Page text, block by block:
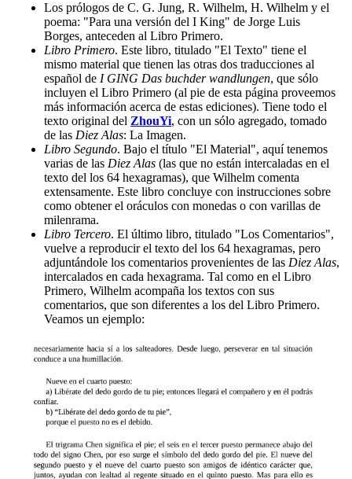
Los prólogos de C. G. Jung, R. Wilhelm, H. Wilhelm y el
poema: "Para una versión del I King" de Jorge Luis
Borges, anteceden al Libro Primero.
Libro Primero. Este libro, titulado "El Texto" tiene el
mismo material que tienen las otras dos traducciones al
español de I GING Das buchder wandlungen, que sólo
incluyen el Libro Primero (al pie de esta página proveemos
más información acerca de estas ediciones). Tiene todo el
texto original del ZhouYi, con un sólo agregado, tomado
de las Diez Alas: La Imagen.
Libro Segundo. Bajo el título "El Material", aquí tenemos
varias de las Diez Alas (las que no están intercaladas en el
texto del los 64 hexagramas), que Wilhelm comenta
extensamente. Este libro concluye con instrucciones sobre
como obtener el oráculos con monedas o con varillas de
milenrama.
Libro Tercero. El último libro, titulado "Los Comentarios",
vuelve a reproducir el texto del los 64 hexagramas, pero
adjuntándole los comentarios provenientes de las Diez Alas,
intercalados en cada hexagrama. Tal como en el Libro
Primero, Wilhelm acompaña los textos con sus
comentarios, que son diferentes a los del Libro Primero.
Veamos un ejemplo: